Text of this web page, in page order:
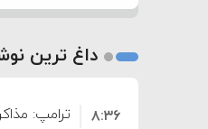
داغ ترین
ترامپ:
۸:۳۶